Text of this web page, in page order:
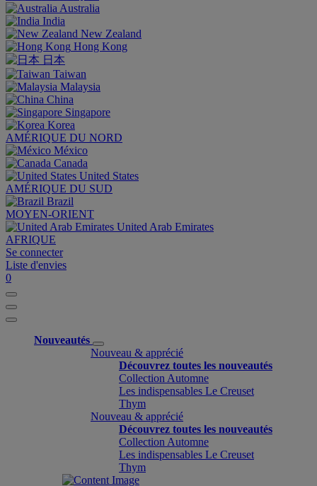
Australia
India
New Zealand
Hong Kong
日本
Taiwan
Malaysia
China
Singapore
Korea
AMÉRIQUE DU NORD
México
Canada
United States
AMÉRIQUE DU SUD
Brazil
MOYEN-ORIENT
United Arab Emirates
AFRIQUE
Se connecter
Liste d'envies
0
Nouveautés
Nouveau & apprécié
Découvrez toutes les nouveautés
Collection Automne
Les indispensables Le Creuset
Thym
Nouveau & apprécié
Découvrez toutes les nouveautés
Collection Automne
Les indispensables Le Creuset
Thym